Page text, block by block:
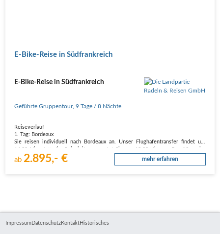
E-Bike-Reise in Südfrankreich
E-Bike-Reise in Südfrankreich
Geführte Gruppentour,9 Tage / 8 Nächte
Reiseverlauf
1. Tag: Bordeaux
Sie reisen individuell nach Bordeaux an. Unser Flughafentransfer findet um
Hotel. Anschließend bummeln wir gemeinsam durch die Weltkulturerbe-Stadt
zum Abendessen im Restaurant.
ab2.895,- € mehr erfahren
Impressum Datenschutz Kontakt Historisches